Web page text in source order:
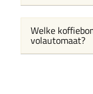
Welke
volautomaat?